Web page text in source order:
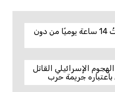
“لمدة خمسة أشهر، عملتُ 14 ساعة يوميًا من دون
الإسرائيلي القاتل
جريمة حرب